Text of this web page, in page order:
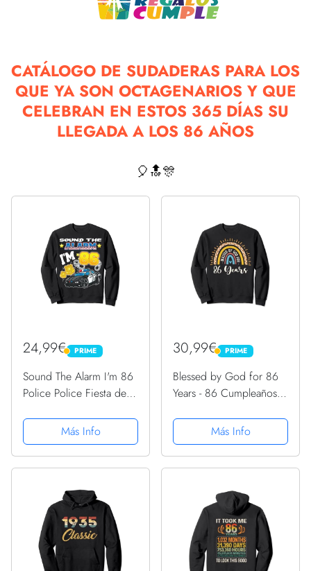
CATÁLOGO DE SUDADERAS PARA LOS
QUE YA SON OCTAGENARIOS Y QUE
CELEBRAN EN ESTOS 365 DÍAS SU
LLEGADA A LOS 86 AÑOS
🎈🔝🎊
24,99€ PRIME
PRIME
Sound The Alarm I'm 86
Police Police Fiesta de
SudaderaMás Info
30,99€ PRIME
PRIME
Blessed by God for 86
Years - 86 Cumpleaños
Más Info